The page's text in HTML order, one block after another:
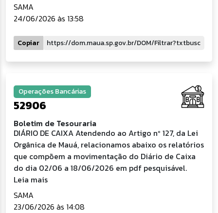
SAMA
24/06/2026 às 13:58
Copiar
Operações Bancárias
52906
Boletim de Tesouraria
DIÁRIO DE CAIXA Atendendo ao Artigo nº 127, da Lei
Orgânica de Mauá, relacionamos abaixo os relatórios
que compõem a movimentação do Diário de Caixa
do dia 02/06 a 18/06/2026 em pdf pesquisável.
Leia mais
SAMA
23/06/2026 às 14:08